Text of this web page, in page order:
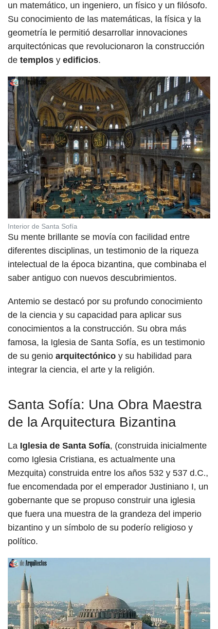
un matemático, un ingeniero, un físico y un filósofo.
Su conocimiento de las matemáticas, la física y la
geometría le permitió desarrollar innovaciones
arquitectónicas que revolucionaron la construcción
de templos y edificios.
Interior de Santa Sofía
Su mente brillante se movía con facilidad entre
diferentes disciplinas, un testimonio de la riqueza
intelectual de la época bizantina, que combinaba el
saber antiguo con nuevos descubrimientos.
Antemio se destacó por su profundo conocimiento
de la ciencia y su capacidad para aplicar sus
conocimientos a la construcción. Su obra más
famosa, la Iglesia de Santa Sofía, es un testimonio
de su genio arquitectónico y su habilidad para
integrar la ciencia, el arte y la religión.
Santa Sofía: Una Obra Maestra
de la Arquitectura Bizantina
La Iglesia de Santa Sofía, (construida inicialmente
como Iglesia Cristiana, es actualmente una
Mezquita) construida entre los años 532 y 537 d.C.,
fue encomendada por el emperador Justiniano I, un
gobernante que se propuso construir una iglesia
que fuera una muestra de la grandeza del imperio
bizantino y un símbolo de su poderío religioso y
político.